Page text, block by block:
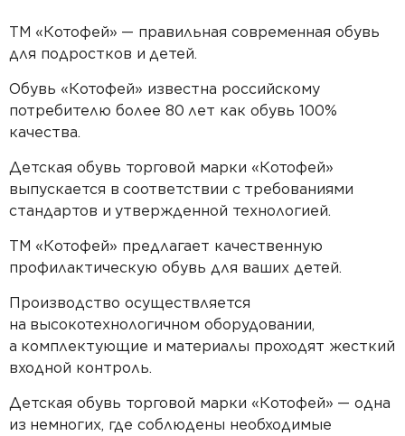
ТМ «Котофей» — правильная современная обувь
для подростков и детей.
Обувь «Котофей» известна российскому
потребителю более 80 лет как обувь 100%
качества.
Детская обувь торговой марки «Котофей»
выпускается в соответствии с требованиями
стандартов и утвержденной технологией.
ТМ «Котофей» предлагает качественную
профилактическую обувь для ваших детей.
Производство осуществляется
на высокотехнологичном оборудовании,
а комплектующие и материалы проходят жесткий
входной контроль.
Детская обувь торговой марки «Котофей» — одна
из немногих, где соблюдены необходимые